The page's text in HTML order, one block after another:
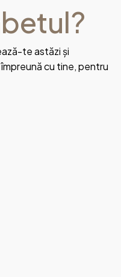
te astăzi și
cu tine, pentru